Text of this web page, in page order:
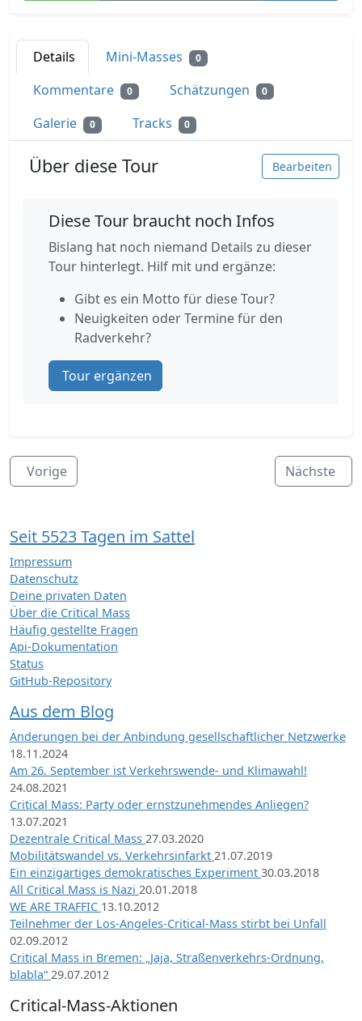
Details Mini-Masses 0
Kommentare 0 Schätzungen 0
Galerie 0 Tracks 0
Über diese Tour Bearbeiten
Diese Tour braucht noch Infos
Bislang hat noch niemand Details zu dieser
Tour hinterlegt. Hilf mit und ergänze:
Gibt es ein Motto für diese Tour?
Neuigkeiten oder Termine für den
Radverkehr?
Tour ergänzen
Vorige Nächste
Seit 5523 Tagen im Sattel
Impressum
Datenschutz
Deine privaten Daten
Über die Critical Mass
Häufig gestellte Fragen
Api-Dokumentation
Status
GitHub-Repository
Aus dem Blog
Änderungen bei der Anbindung gesellschaftlicher Netzwerke
18.11.2024
Am 26. September ist Verkehrswende- und Klimawahl!
24.08.2021
Critical Mass: Party oder ernstzunehmendes Anliegen?
13.07.2021
Dezentrale Critical Mass 27.03.2020
Mobilitätswandel vs. Verkehrsinfarkt 21.07.2019
Ein einzigartiges demokratisches Experiment 30.03.2018
All Critical Mass is Nazi 20.01.2018
WE ARE TRAFFIC 13.10.2012
Teilnehmer der Los-Angeles-Critical-Mass stirbt bei Unfall
02.09.2012
Critical Mass in Bremen: „Jaja, Straßenverkehrs-Ordnung,
blabla“ 29.07.2012
Critical-Mass-Aktionen